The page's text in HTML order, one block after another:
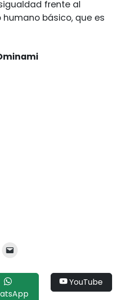
frente al
básico, que es
YouTube